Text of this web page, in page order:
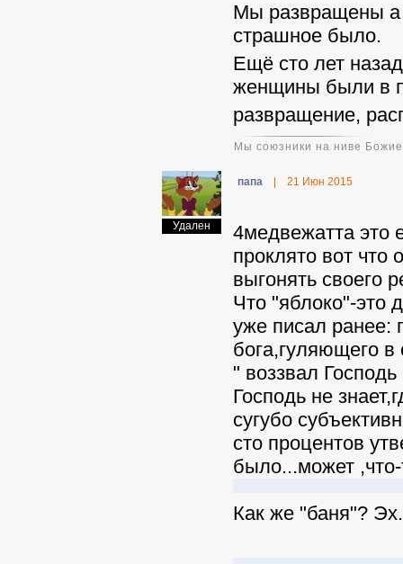
Мы развращены а
страшное было.
Ещё сто лет
женщины были в
развращение,
Мы союзники на ниве
Удален
папа 21 Июн 2015
4медвежатта это
проклято вот что
выгонять своего
Что "яблоко"-это
уже писал ранее:
бога,гуляющего в
" воззвал
Господь не
сугубо
сто процентов
было...может
Как же "баня"?